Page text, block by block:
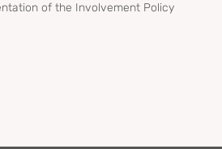
of the Involvement Policy